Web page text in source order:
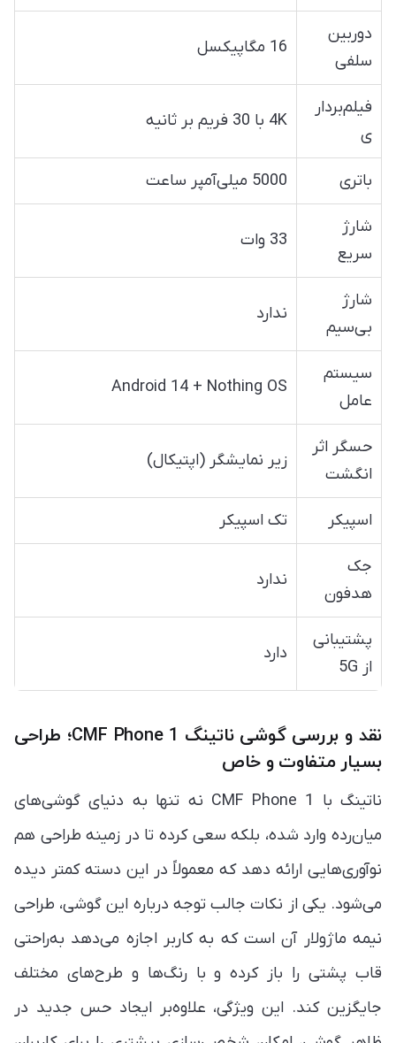
دوربین
سلفی
16 مگاپیکسل
فیلم‌بردار
ی
4K با 30 فریم بر ثانیه
باتری 5000 میلی‌آمپر ساعت
شارژ
سریع
33 وات
شارژ
بی‌سیم
ندارد
سیستم
عامل
Android 14 + Nothing OS
حسگر اثر
انگشت
زیر نمایشگر (اپتیکال)
اسپیکر تک اسپیکر
جک
هدفون
ندارد
پشتیبانی
از 5G
دارد
نقد و بررسی گوشی ناتینگ CMF Phone 1؛ طراحی
بسیار متفاوت و خاص
ناتینگ با CMF Phone 1 نه تنها به دنیای گوشی‌های
میان‌رده وارد شده، بلکه سعی کرده تا در زمینه طراحی هم
نوآوری‌هایی ارائه دهد که معمولاً در این دسته کمتر دیده
می‌شود. یکی از نکات جالب توجه درباره این گوشی، طراحی
نیمه ماژولار آن است که به کاربر اجازه می‌دهد به‌راحتی
قاب پشتی را باز کرده و با رنگ‌ها و طرح‌های مختلف
جایگزین کند. این ویژگی، علاوه‌بر ایجاد حس جدید در